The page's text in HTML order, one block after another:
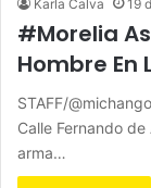
Karla Calva 19
#Morelia
Hombre En
STAFF/
Calle Fernando
arma…